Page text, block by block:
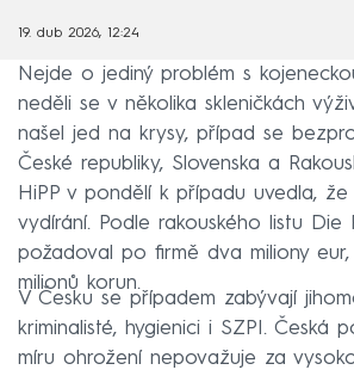
19. dub 2026, 12:24
Nejde o jediný problém s
neděli se v několika skleničkách
našel jed na krysy, případ se
České republiky, Slovenska a
HiPP v pondělí k případu uvedla,
vydírání. Podle rakouského listu Die
požadoval po firmě dva miliony
milionů korun.
V Česku se případem zabývají
kriminalisté, hygienici i SZPI. Česká
míru ohrožení nepovažuje za